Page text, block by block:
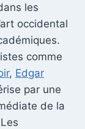
les
occidental
comme
, Edgar
par une
de la